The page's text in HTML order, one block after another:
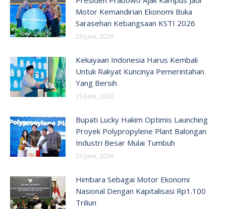
Motor Kemandirian Ekonomi Buka
Sarasehan Kebangsaan KSTI 2026
29 June, 2026
Kekayaan Indonesia Harus Kembali
Untuk Rakyat Kuncinya Pemerintahan
Yang Bersih
25 June, 2026
Bupati Lucky Hakim Optimis Launching
Proyek Polypropylene Plant Balongan
Industri Besar Mulai Tumbuh
23 June, 2026
Himbara Sebagai Motor Ekonomi
Nasional Dengan Kapitalisasi Rp1.100
Triliun